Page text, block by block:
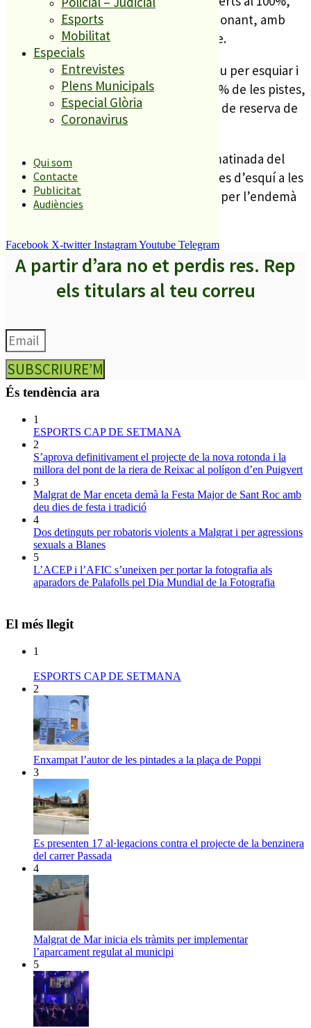
Esports
Mobilitat
Especials
Entrevistes
Plens Municipals
Especial Glòria
Coronavirus
Qui som
Contacte
Publicitat
Audiències
Facebook X-twitter InstagramYoutube Telegram
amb les 29 pistes que té l’estació funcionant, amb
gruixos de neu d’entre 70 cm i el metre.
Ara fa dos anys, no hi va haver prou neu per esquiar i
l’any passat sols estaven obertes el 75% de les pistes,
cosa que també va relentitzar el ritme de reserva de
places a la sortida a Ax.
Els dos autocars sortiran a les 5 de la matinada del
dissabte 24 per poder arribar a les pistes d’esquí a les
9 del matí. La tornada a PLF es preveu per l’endemà
diumenge a les 10 del vespre.
A partir d’ara no et perdis res. Rep
els titulars al teu correu
SUBSCRIURE’M
És tendència ara
1
ESPORTS CAP DE SETMANA
2
S’aprova definitivament el projecte de la nova rotonda i la
millora del pont de la riera de Reixac al polígon d’en Puigvert
3
Malgrat de Mar enceta demà la Festa Major de Sant Roc amb
deu dies de festa i tradició
4
Dos detinguts per robatoris violents a Malgrat i per agressions
sexuals a Blanes
5
L’ACEP i l’AFIC s’uneixen per portar la fotografia als
aparadors de Palafolls pel Dia Mundial de la Fotografia
El més llegit
1
ESPORTS CAP DE SETMANA
2
Enxampat l’autor de les pintades a la plaça de Poppi
3
Es presenten 17 al·legacions contra el projecte de la benzinera
del carrer Passada
4
Malgrat de Mar inicia els tràmits per implementar
l’aparcament regulat al municipi
5